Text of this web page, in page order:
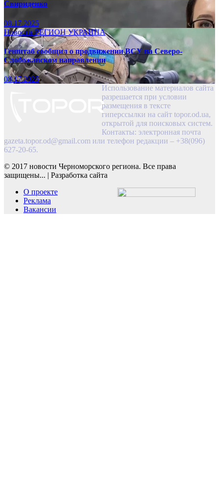
Свириденко
08.17.2025
НовостиРЕГИОНУКРАИНА
Генштаб сообщил о продвижении ВСУ на Северо-
Слобожанском направлении
08.17.2025
Использование материалов сайта
разрешается при условии
размещения в тексте
гиперссылки на сайт topor.od.ua,
открытой для поисковых систем.
Контакты: электронная почта
gazeta.topor.od@gmail.com или телефон редакции – +38(096)
627-20-65.
© 2017 новости Черноморского региона. Все права
защищены... | Разработка сайта
О проекте
Реклама
Вакансии